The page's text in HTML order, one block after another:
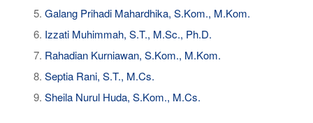
Galang Prihadi Mahardhika, S.Kom., M.Kom.
Izzati Muhimmah, S.T., M.Sc., Ph.D.
Rahadian Kurniawan, S.Kom., M.Kom.
Septia Rani, S.T., M.Cs.
Sheila Nurul Huda, S.Kom., M.Cs.